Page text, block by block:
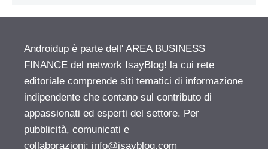
Androidup è parte dell' AREA BUSINESS
FINANCE del network IsayBlog! la cui rete
editoriale comprende siti tematici di informazione
indipendente che contano sul contributo di
appassionati ed esperti del settore. Per
pubblicità, comunicati e
collaborazioni: info@isayblog.com